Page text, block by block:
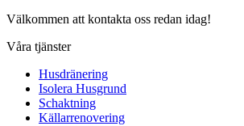
Välkommen att kontakta oss redan idag!
Våra tjänster
Husdränering
Isolera Husgrund
Schaktning
Källarrenovering